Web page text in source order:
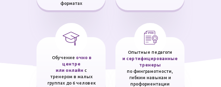
форматах
Обучение очно в
центре
или онлайн с
тренером в малых
группах до 6 человек
Опытные педагоги
и сертифицированные
тренеры
по финграмотности,
гибким навыкам и
профориентации